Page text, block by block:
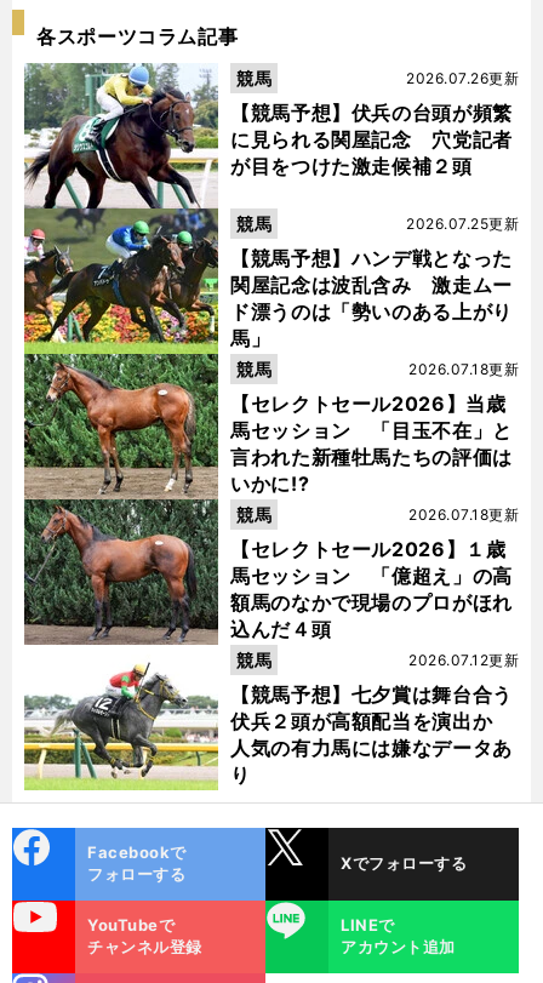
各スポーツコラム記事
【競馬予想】伏兵の台頭が頻繁
に見られる関屋記念 穴党記者
が目をつけた激走候補２頭
2026.07.26更新
競馬
【競馬予想】ハンデ戦となった
関屋記念は波乱含み 激走ムー
ド漂うのは「勢いのある上がり
馬」
2026.07.25更新
競馬
【セレクトセール2026】当歳
馬セッション 「目玉不在」と
言われた新種牡馬たちの評価は
いかに!?
2026.07.18更新
競馬
【セレクトセール2026】１歳
馬セッション 「億超え」の高
額馬のなかで現場のプロがほれ
込んだ４頭
2026.07.18更新
競馬
【競馬予想】七夕賞は舞台合う
伏兵２頭が高額配当を演出か
人気の有力馬には嫌なデータあ
り
2026.07.12更新
競馬
ok
Facebookで
フォローする
Xでフォローする
YouTubeで
チャンネル登録
LINE
LINEで
アカウント追加